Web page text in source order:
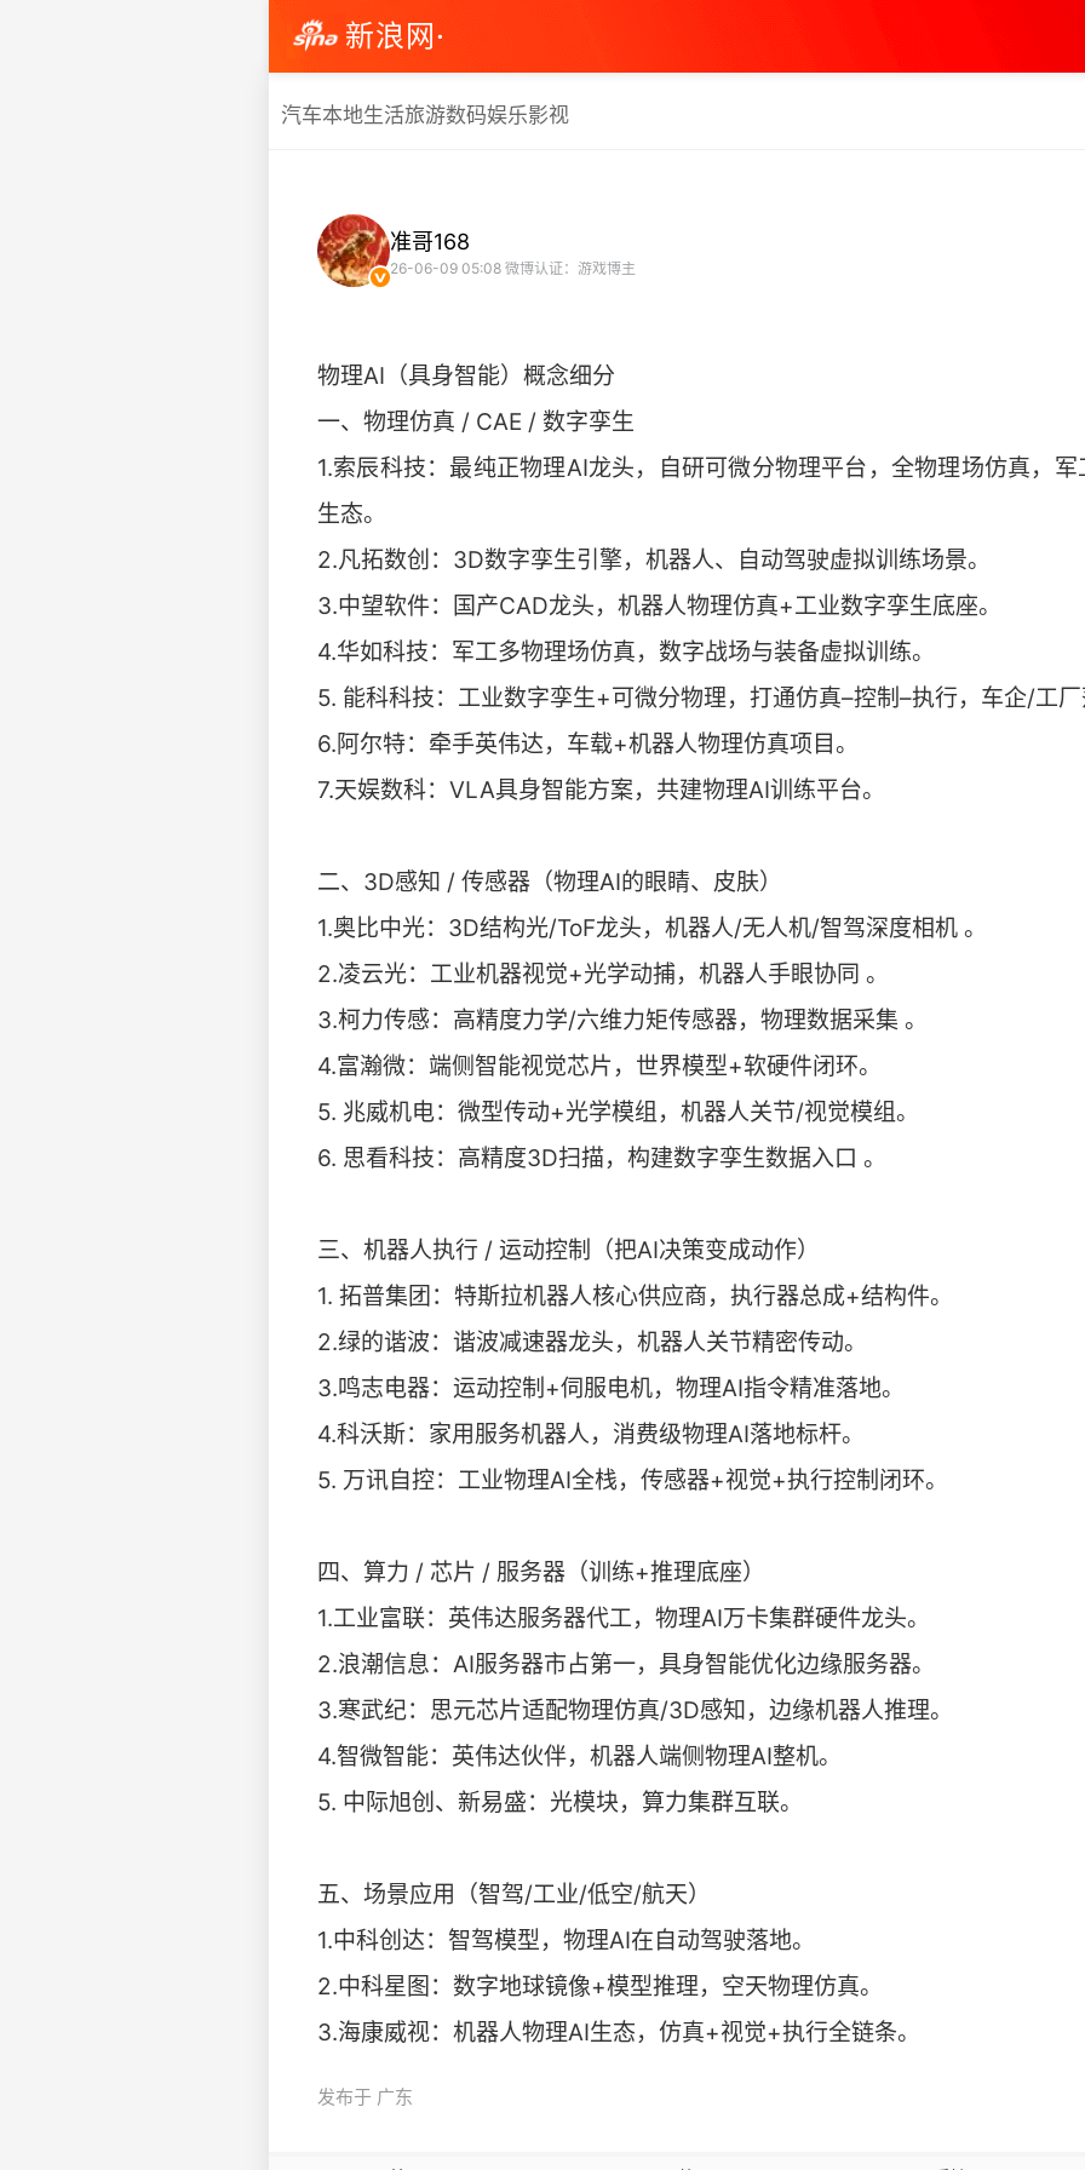
新浪网·
汽车本地生活旅游数码娱乐影视
准哥168
26-06-09 05:08 微博认证：游戏博主
物理AI（具身智能）概念细分
一、物理仿真 / CAE / 数字孪生
1.索辰科技：最纯正物理AI龙头，自研可微分物理平台，全物理场仿真，
生态。
2.凡拓数创：3D数字孪生引擎，机器人、自动驾驶虚拟训练场景。
3.中望软件：国产CAD龙头，机器人物理仿真+工业数字孪生底座。
4.华如科技：军工多物理场仿真，数字战场与装备虚拟训练。
5. 能科科技：工业数字孪生+可微分物理，打通仿真–控制–执行，车企/工
6.阿尔特：牵手英伟达，车载+机器人物理仿真项目。
7.天娱数科：VLA具身智能方案，共建物理AI训练平台。
二、3D感知 / 传感器（物理AI的眼睛、皮肤）
1.奥比中光：3D结构光/ToF龙头，机器人/无人机/智驾深度相机 。
2.凌云光：工业机器视觉+光学动捕，机器人手眼协同 。
3.柯力传感：高精度力学/六维力矩传感器，物理数据采集 。
4.富瀚微：端侧智能视觉芯片，世界模型+软硬件闭环。
5. 兆威机电：微型传动+光学模组，机器人关节/视觉模组。
6. 思看科技：高精度3D扫描，构建数字孪生数据入口 。
三、机器人执行 / 运动控制（把AI决策变成动作）
1. 拓普集团：特斯拉机器人核心供应商，执行器总成+结构件。
2.绿的谐波：谐波减速器龙头，机器人关节精密传动。
3.鸣志电器：运动控制+伺服电机，物理AI指令精准落地。
4.科沃斯：家用服务机器人，消费级物理AI落地标杆。
5. 万讯自控：工业物理AI全栈，传感器+视觉+执行控制闭环。
四、算力 / 芯片 / 服务器（训练+推理底座）
1.工业富联：英伟达服务器代工，物理AI万卡集群硬件龙头。
2.浪潮信息：AI服务器市占第一，具身智能优化边缘服务器。
3.寒武纪：思元芯片适配物理仿真/3D感知，边缘机器人推理。
4.智微智能：英伟达伙伴，机器人端侧物理AI整机。
5. 中际旭创、新易盛：光模块，算力集群互联。
五、场景应用（智驾/工业/低空/航天）
1.中科创达：智驾模型，物理AI在自动驾驶落地。
2.中科星图：数字地球镜像+模型推理，空天物理仿真。
3.海康威视：机器人物理AI生态，仿真+视觉+执行全链条。
发布于 广东